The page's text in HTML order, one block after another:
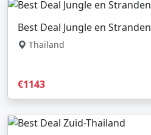
Best Deal Jungle en Stranden
Thailand
€1143